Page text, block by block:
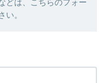
どは、こちらのフォー
い。